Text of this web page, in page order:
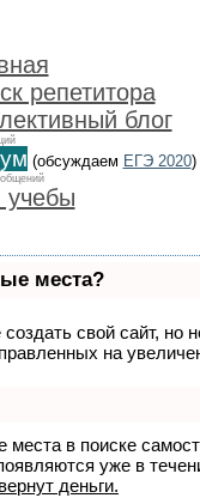
репетитора
блог
(обсуждаем ЕГЭ 2020)
места?
свой сайт, но
на
в поиске
уже в
вернут деньги.